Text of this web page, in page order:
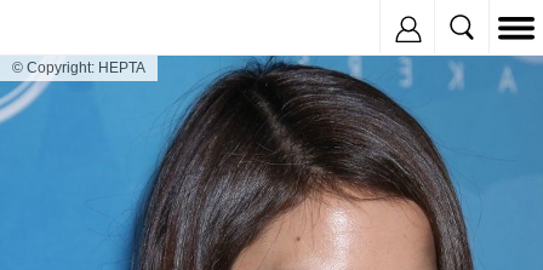
© Copyright: HEPTA